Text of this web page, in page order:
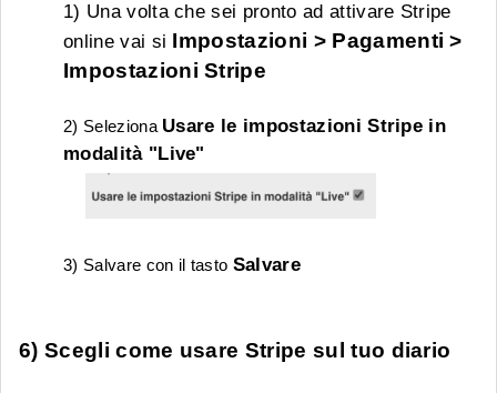
1) Una volta che sei pronto ad attivare Stripe
online vai si Impostazioni > Pagamenti >
Impostazioni Stripe
2) Seleziona Usare le impostazioni Stripe in
modalità "Live"
3) Salvare con il tasto Salvare
6) Scegli come usare Stripe sul tuo diario